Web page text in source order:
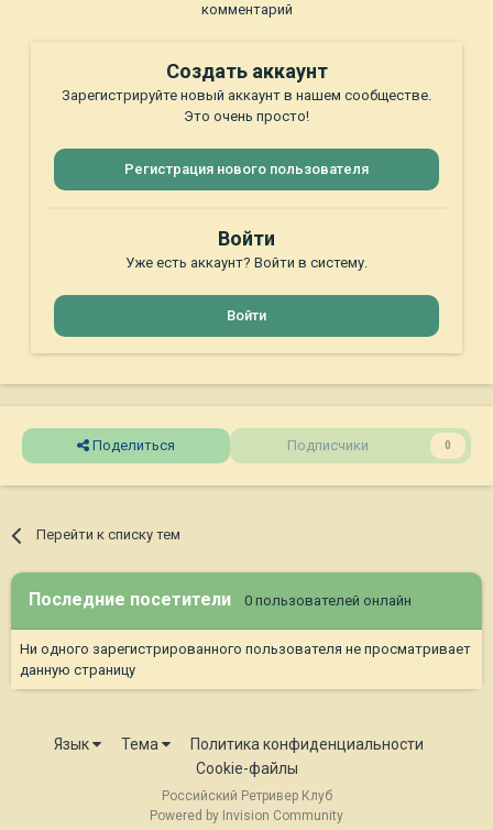
комментарий
Создать аккаунт
Зарегистрируйте новый аккаунт в нашем сообществе.
Это очень просто!
Регистрация нового пользователя
Войти
Уже есть аккаунт? Войти в систему.
Войти
Поделиться Подписчики 0
Перейти к списку тем
Последние посетители 0 пользователей онлайн
Ни одного зарегистрированного пользователя не просматривает
данную страницу
Язык Тема
Политика конфиденциальности
Cookie-файлы
Российский Ретривер Клуб
Powered by Invision Community